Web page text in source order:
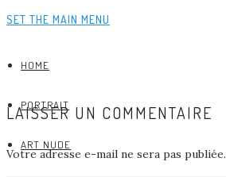
SET THE MAIN MENU
HOME
PORTRAIT
ART NUDE
LAISSER UN COMMENTAIRE
Votre adresse e-mail ne sera pas publiée.